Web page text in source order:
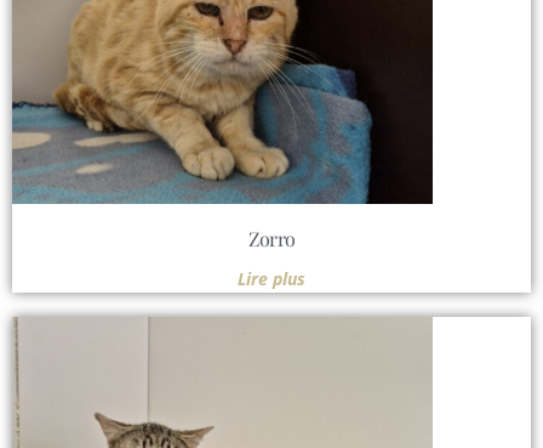
Zorro
Lire plus